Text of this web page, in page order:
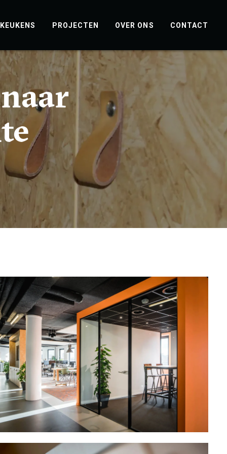
KEUKENS PROJECTEN OVER ONS CONTACT